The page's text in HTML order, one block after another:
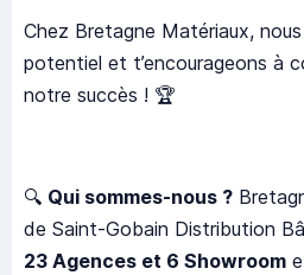
Chez Bretagne Matériaux,
potentiel et t’encourageons à
notre succès ! 🏆
🔍 Qui sommes-nous ?
de Saint-Gobain Distribution
23 Agences et 6 Showroom